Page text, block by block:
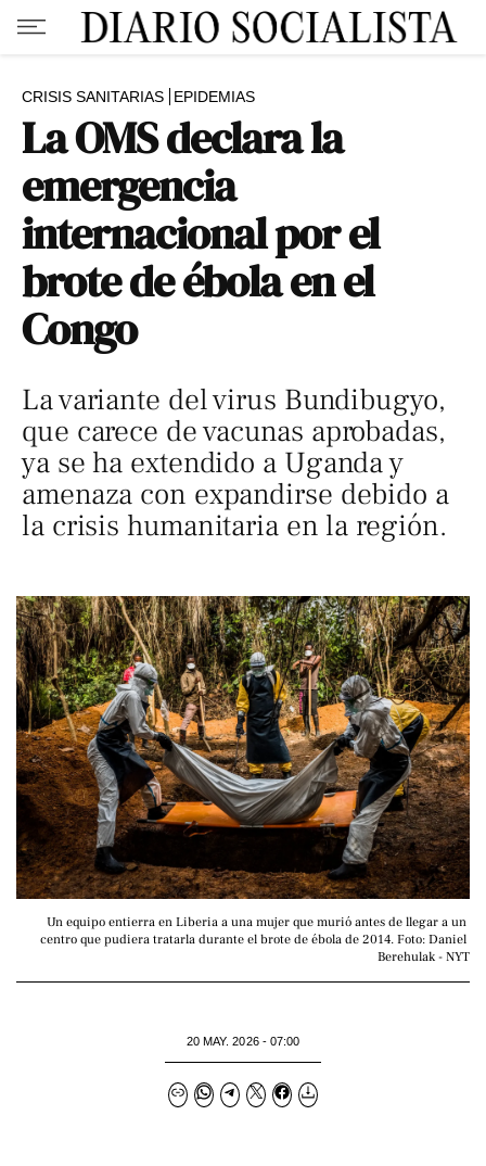
CRISIS SANITARIAS EPIDEMIAS
La OMS declara la
emergencia
internacional por el
brote de ébola en el
Congo
La variante del virus Bundibugyo,
que carece de vacunas aprobadas,
ya se ha extendido a Uganda y
amenaza con expandirse debido a
la crisis humanitaria en la región.
Un equipo entierra en Liberia a una mujer que murió antes de llegar a un
centro que pudiera tratarla durante el brote de ébola de 2014. Foto: Daniel
Berehulak - NYT
20 MAY. 2026 - 07:00